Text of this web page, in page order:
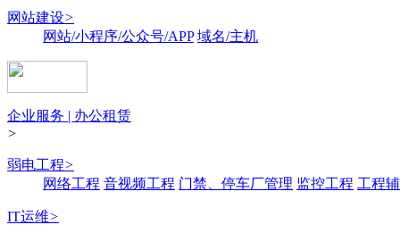
网站建设>
网站/小程序/公众号/APP 域名/主机
企业服务 | 办公租赁
>
弱电工程>
网络工程 音视频工程 门禁、停车厂管理 监控工程 工程
IT运维>